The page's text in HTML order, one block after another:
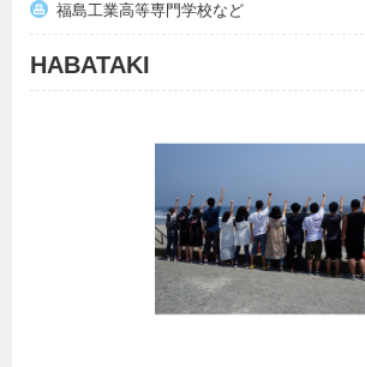
福島工業高等専門学校など
HABATAKI